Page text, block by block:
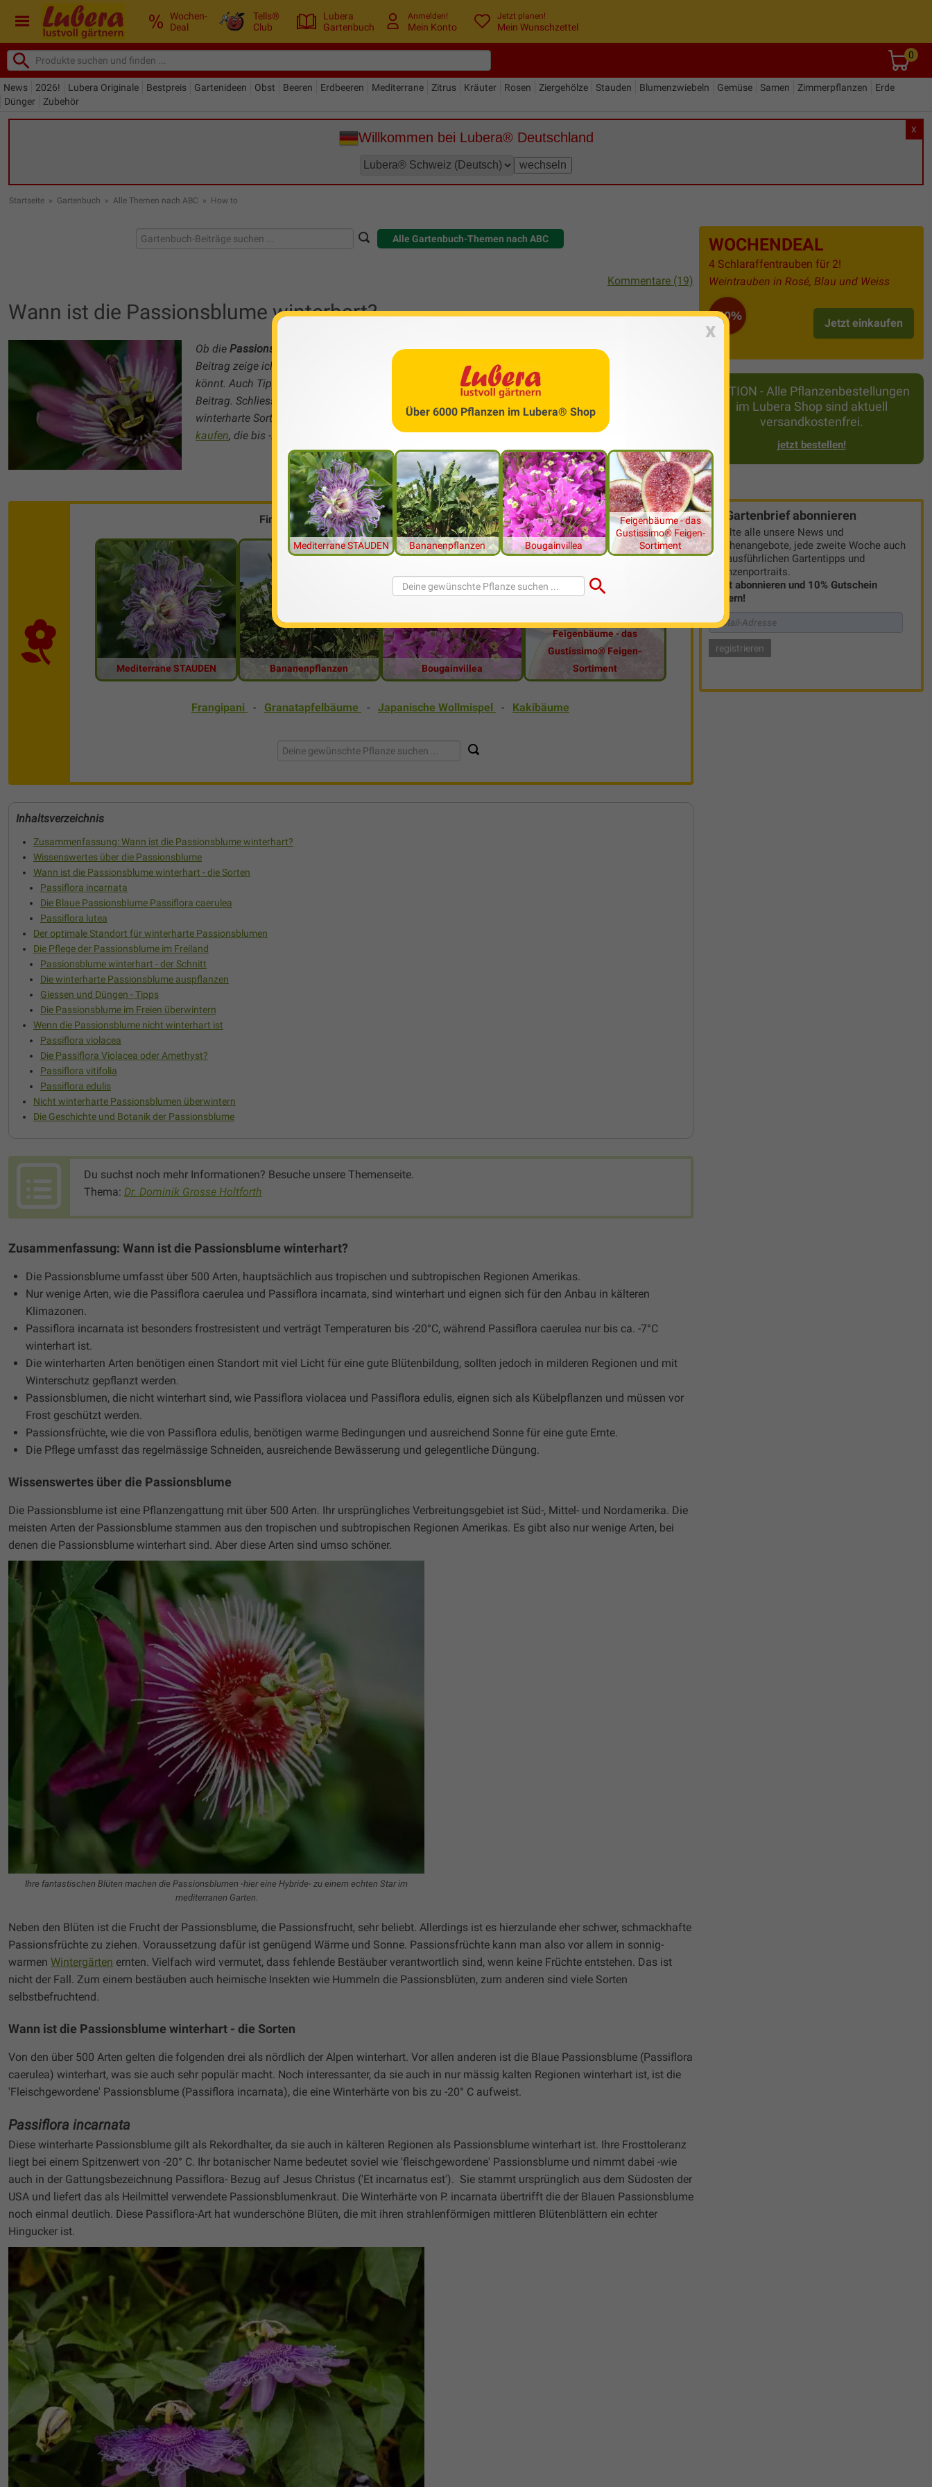
Wochen-
Deal
Tells®
Club
Lubera
Gartenbuch
Anmelden!
Mein Konto
Jetzt planen!
Mein Wunschzettel
0
News 2026! Lubera Originale Bestpreis Gartenideen Obst Beeren Erdbeeren Mediterrane Zitrus Kräuter Rosen Ziergehölze Stauden Blumenzwiebeln Gemüse Samen Zimmerpflanzen
Erde
Dünger
Zubehör
X
Willkommen bei Lubera® Deutschland
Startseite » Gartenbuch » Alle Themen nach ABC » How to
WOCHENDEAL
4 Schlaraffentrauben für 2!
Weintrauben in Rosé, Blau und Weiss
-50%
Jetzt einkaufen
AKTION - Alle Pflanzenbestellungen
im Lubera Shop sind aktuell
versandkostenfrei.
jetzt bestellen!
Gartenbrief abonnieren
Erhalte alle unsere News und
Wochenangebote, jede zweite Woche auch
mit ausführlichen Gartentipps und
Pflanzenportraits.
Jetzt abonnieren und 10% Gutschein
sichern!
Alle Gartenbuch-Themen nach ABC
Kommentare (19)
Wann ist die Passionsblume winterhart?
Ob die Passionsblume winterhart
ist, hängt vor allem von der Art und vom Standort ab. In diesem
Beitrag zeige ich Euch,
Ihr winterharte Passionsblumen in Eurem Garten auspflanzen
könnt. Auch Tipps zur
Passionsblumen überwintern
Beitrag. Schliesslich präsentiere ich Euch neben
winterhartenSorten auch drei wunderschöne nicht
winterharte Sorten der Passionsblume. Im Lubera Gartenshop könnt Ihr sogar eine Passionblume
kaufen, die bis -20 Grad winterhart ist.
Finde die passenden Produkte im Lubera® Shop
Mediterrane STAUDEN Bananenpflanzen Bougainvillea
Feigenbäume - das
Gustissimo® Feigen-
Sortiment
Frangipani - Granatapfelbäume - Japanische Wollmispel - Kakibäume
Inhaltsverzeichnis
Zusammenfassung: Wann ist die Passionsblume winterhart?
Wissenswertes über die Passionsblume
Wann ist die Passionsblume winterhart - die Sorten
Passiflora incarnata
Die Blaue Passionsblume Passiflora caerulea
Passiflora lutea
Der optimale Standort für winterharte Passionsblumen
Die Pflege der Passionsblume im Freiland
Passionsblume winterhart - der Schnitt
Die winterharte Passionsblume auspflanzen
Giessen und Düngen - Tipps
Die Passionsblume im Freien überwintern
Wenn die Passionsblume nicht winterhart ist
Passiflora violacea
Die Passiflora Violacea oder Amethyst?
Passiflora vitifolia
Passiflora edulis
Nicht winterharte Passionsblumen überwintern
Die Geschichte und Botanik der Passionsblume
Du suchst noch mehr Informationen? Besuche unsere Themenseite.
Thema: Dr. Dominik Grosse Holtforth
Zusammenfassung: Wann ist die Passionsblume winterhart?
Die Passionsblume umfasst über 500 Arten, hauptsächlich aus tropischen und subtropischen Regionen Amerikas.
Nur wenige Arten, wie die Passiflora caerulea und Passiflora incarnata, sind winterhart und eignen sich für den Anbau in kälteren
Klimazonen.
Passiflora incarnata ist besonders frostresistent und verträgt Temperaturen bis -20°C, während Passiflora caerulea nur bis ca. -7°C
winterhart ist.
Die winterharten Arten benötigen einen Standort mit viel Licht für eine gute Blütenbildung, sollten jedoch in milderen Regionen und mit
Winterschutz gepflanzt werden.
Passionsblumen, die nicht winterhart sind, wie Passiflora violacea und Passiflora edulis, eignen sich als Kübelpflanzen und müssen vor
Frost geschützt werden.
Passionsfrüchte, wie die von Passiflora edulis, benötigen warme Bedingungen und ausreichend Sonne für eine gute Ernte.
Die Pflege umfasst das regelmässige Schneiden, ausreichende Bewässerung und gelegentliche Düngung.
Wissenswertes über die Passionsblume
Die Passionsblume ist eine Pflanzengattung mit über 500 Arten. Ihr ursprüngliches Verbreitungsgebiet ist Süd-, Mittel- und Nordamerika. Die
meisten Arten der Passionsblume stammen aus den tropischen und subtropischen Regionen Amerikas. Es gibt also nur wenige Arten, bei
denen die Passionsblume winterhart sind. Aber diese Arten sind umso schöner.
Ihre fantastischen Blüten machen die Passionsblumen -hier eine Hybride- zu einem echten Star im
mediterranen Garten.
Neben den Blüten ist die Frucht der Passionsblume, die Passionsfrucht, sehr beliebt. Allerdings ist es hierzulande eher schwer, schmackhafte
Passionsfrüchte zu ziehen. Voraussetzung dafür ist genügend Wärme und Sonne. Passionsfrüchte kann man also vor allem in sonnig-
warmen Wintergärten ernten. Vielfach wird vermutet, dass fehlende Bestäuber verantwortlich sind, wenn keine Früchte entstehen. Das ist
nicht der Fall. Zum einem bestäuben auch heimische Insekten wie Hummeln die Passionsblüten, zum anderen sind viele Sorten
selbstbefruchtend.
Wann ist die Passionsblume winterhart - die Sorten
Von den über 500 Arten gelten die folgenden drei als nördlich der Alpen winterhart. Vor allen anderen ist die Blaue Passionsblume (Passiflora
caerulea) winterhart, was sie auch sehr populär macht. Noch interessanter, da sie auch in nur mässig kalten Regionen winterhart ist, ist die
'Fleischgewordene' Passionsblume (Passiflora incarnata), die eine Winterhärte von bis zu -20° C aufweist.
Passiflora incarnata
Diese winterharte Passionsblume gilt als Rekordhalter, da sie auch in kälteren Regionen als Passionsblume winterhart ist. Ihre Frosttoleranz
liegt bei einem Spitzenwert von -20° C. Ihr botanischer Name bedeutet soviel wie 'fleischgewordene' Passionsblume und nimmt dabei -wie
auch in der Gattungsbezeichnung Passiflora- Bezug auf Jesus Christus ('Et incarnatus est'). Sie stammt ursprünglich aus dem Südosten der
USA und liefert das als Heilmittel verwendete Passionsblumenkraut. Die Winterhärte von P. incarnata übertrifft die der Blauen Passionsblume
noch einmal deutlich. Diese Passiflora-Art hat wunderschöne Blüten, die mit ihren strahlenförmigen mittleren Blütenblättern ein echter
Hingucker ist.
x
Über 6000 Pflanzen im Lubera® Shop
Mediterrane STAUDEN Bananenpflanzen Bougainvillea
Feigenbäume - das
Gustissimo® Feigen-
Sortiment